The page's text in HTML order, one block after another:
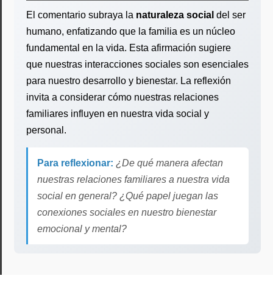
El comentario subraya la naturaleza social del ser
humano, enfatizando que la familia es un núcleo
fundamental en la vida. Esta afirmación sugiere
que nuestras interacciones sociales son esenciales
para nuestro desarrollo y bienestar. La reflexión
invita a considerar cómo nuestras relaciones
familiares influyen en nuestra vida social y
personal.
Para reflexionar: ¿De qué manera afectan
nuestras relaciones familiares a nuestra vida
social en general? ¿Qué papel juegan las
conexiones sociales en nuestro bienestar
emocional y mental?